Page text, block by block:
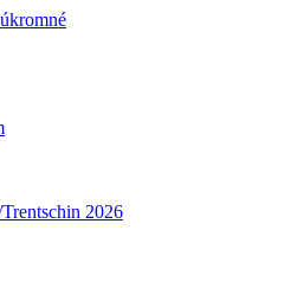
2026
Trenčín 2026